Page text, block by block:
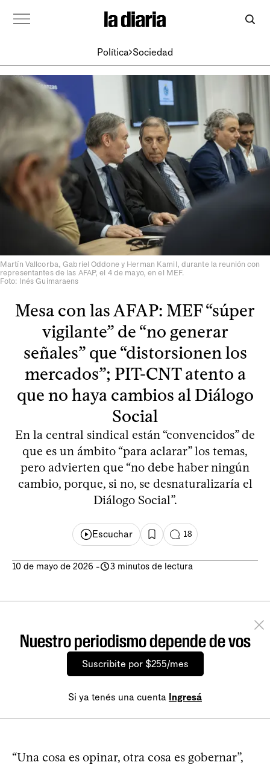
Política Sociedad
Martín Vallcorba, Gabriel Oddone y Herman Kamil, durante la reunión con
representantes de las AFAP, el 4 de mayo, en el MEF.
Foto: Inés Guimaraens
Mesa con las AFAP: MEF “súper
vigilante” de “no generar
señales” que “distorsionen los
mercados”; PIT-CNT atento a
que no haya cambios al Diálogo
Social
En la central sindical están “convencidos” de
que es un ámbito “para aclarar” los temas,
pero advierten que “no debe haber ningún
cambio, porque, si no, se desnaturalizaría el
Diálogo Social”.
Escuchar 18
10 de mayo de 2026 - 3 minutos de lectura
Nuestro periodismo depende de vos
Suscribite por $255/mes
Si ya tenés una cuenta Ingresá
“Una cosa es opinar, otra cosa es gobernar”,